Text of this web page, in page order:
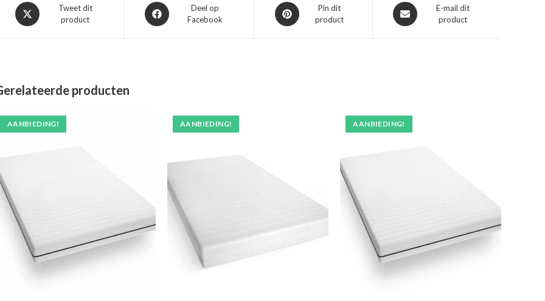
Opent
in
Tweet dit
product
Opent
in
Deel op
Facebook
Opent
in
Pin dit
product
Opent
in
E-mail dit
product
producten
AANBIEDING! AANBIEDING! AANBIEDING!